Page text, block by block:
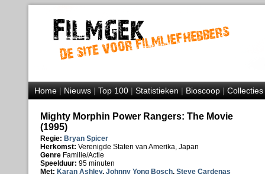
Home|Nieuws|Top 100|Statistieken|Bioscoop|Collecties
Mighty Morphin Power Rangers: The Movie
(1995)
Regie: Bryan Spicer
Herkomst: Verenigde Staten van Amerika, Japan
Genre Familie/Actie
Speelduur: 95 minuten
Met: Karan Ashley, Johnny Yong Bosch, Steve Cardenas